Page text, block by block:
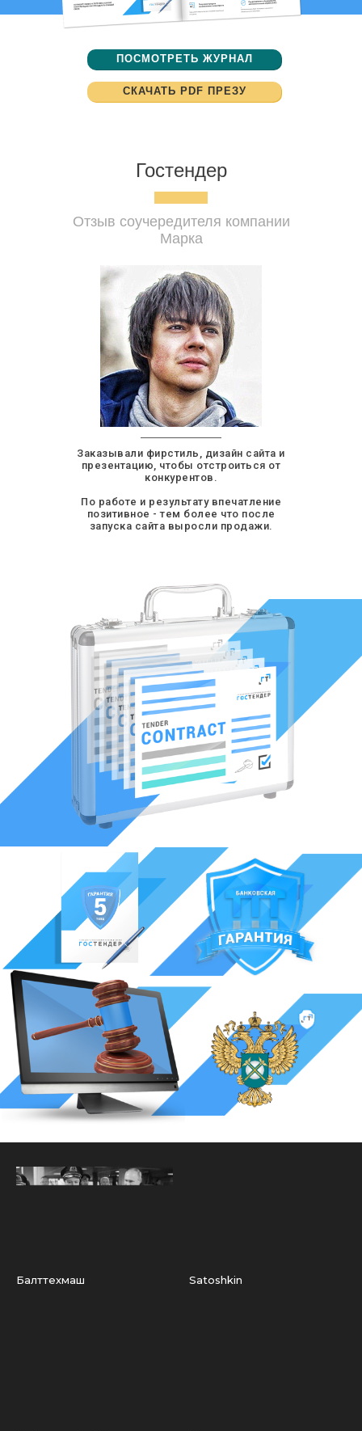
ПОСМОТРЕТЬ ЖУРНАЛ
СКАЧАТЬ PDF ПРЕЗУ
Отзыв соучередителя компании
Марка
Заказывали фирстиль, дизайн сайта и
презентацию, чтобы отстроиться от
конкурентов.
По работе и результату впечатление
позитивное - тем более что после
запуска сайта выросли продажи.
Гостендер
Балттехмаш Satoshkin